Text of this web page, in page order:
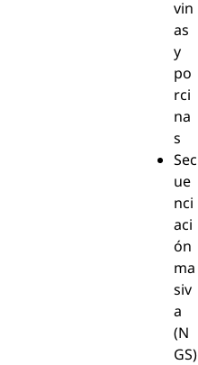
vin
as
y
po
rci
na
s
Sec
ue
nci
aci
ón
ma
siv
a
(N
GS)